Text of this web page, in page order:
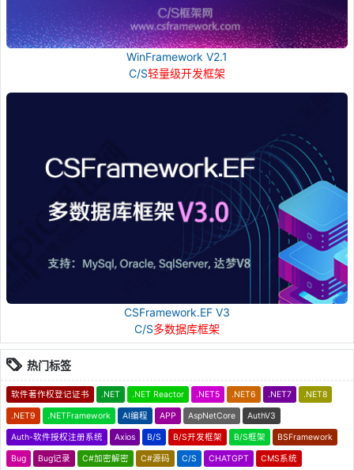
WinFramework V2.1
C/S轻量级开发框架
CSFramework.EF V3
C/S多数据库框架
热门标签
软件著作权登记证书 .NET .NET Reactor .NET5 .NET6 .NET7 .NET8
.NET9 .NETFramework AI编程 APP AspNetCore AuthV3
Auth-软件授权注册系统 Axios B/S B/S开发框架 B/S框架 BSFramework
Bug Bug记录 C#加密解密 C#源码 C/S CHATGPT CMS系统